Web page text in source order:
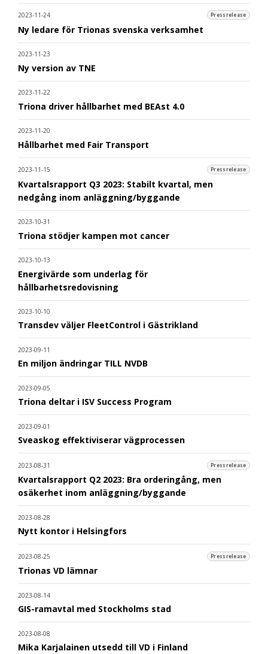
2023-11-24 Pressrelease
Ny ledare för Trionas svenska verksamhet
2023-11-23
Ny version av TNE
2023-11-22
Triona driver hållbarhet med BEAst 4.0
2023-11-20
Hållbarhet med Fair Transport
2023-11-15 Pressrelease
Kvartalsrapport Q3 2023: Stabilt kvartal, men
nedgång inom anläggning/byggande
2023-10-31
Triona stödjer kampen mot cancer
2023-10-13
Energivärde som underlag för
hållbarhetsredovisning
2023-10-10
Transdev väljer FleetControl i Gästrikland
2023-09-11
En miljon ändringar TILL NVDB
2023-09-05
Triona deltar i ISV Success Program
2023-09-01
Sveaskog effektiviserar vägprocessen
2023-08-31 Pressrelease
Kvartalsrapport Q2 2023: Bra orderingång, men
osäkerhet inom anläggning/byggande
2023-08-28
Nytt kontor i Helsingfors
2023-08-25 Pressrelease
Trionas VD lämnar
2023-08-14
GIS-ramavtal med Stockholms stad
2023-08-08
Mika Karjalainen utsedd till VD i Finland